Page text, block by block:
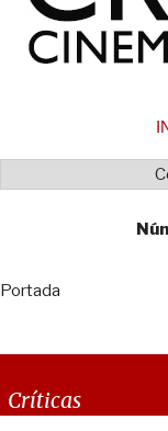
Portada
Críticas